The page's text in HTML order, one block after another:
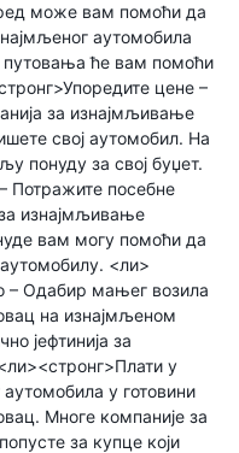
може вам помоћи да
аутомобила
ће вам помоћи
цене –
за изнајмљивање
свој аутомобил. На
понуду за свој буџет.
Потражите посебне
изнајмљивање
вам могу помоћи да
<ли>
– Одабир мањег возила
на изнајмљеном
јефтинија за
у
у готовини
Многе компаније за
за купце који